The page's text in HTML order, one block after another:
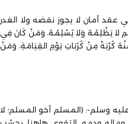
عقد أمان لا يجوز نقضه ولا الغدر
لاَ يَظْلِمُهُ وَلاَ يُسْلِمُهُ، وَمَنْ كَانَ فِي
كُرْبَةً مِنْ كُرُبَاتِ يَوْمِ القِيَامَةِ، وَمَنْ
وسلم-: (المسلم أخو المسلم؛ لا